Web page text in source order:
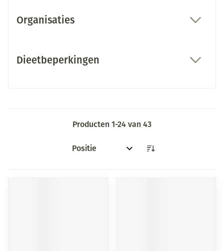
Organisaties
Dieetbeperkingen
Producten 1-24 van 43
Sorteer op: